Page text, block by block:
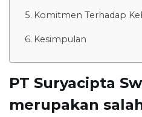
Komitmen Terhadap
Kesimpulan
PT Suryacipta
merupakan